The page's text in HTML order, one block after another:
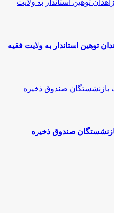
توهین استاندار به ولایت فقیه
بازنشستگان صندوق ذخیره